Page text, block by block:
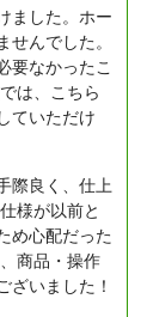
ました。ホー
せんでした。
要なかったこ
は、こちら
ていただけ
際良く、仕上
様が以前と
め心配だった
商品・操作
ざいました！